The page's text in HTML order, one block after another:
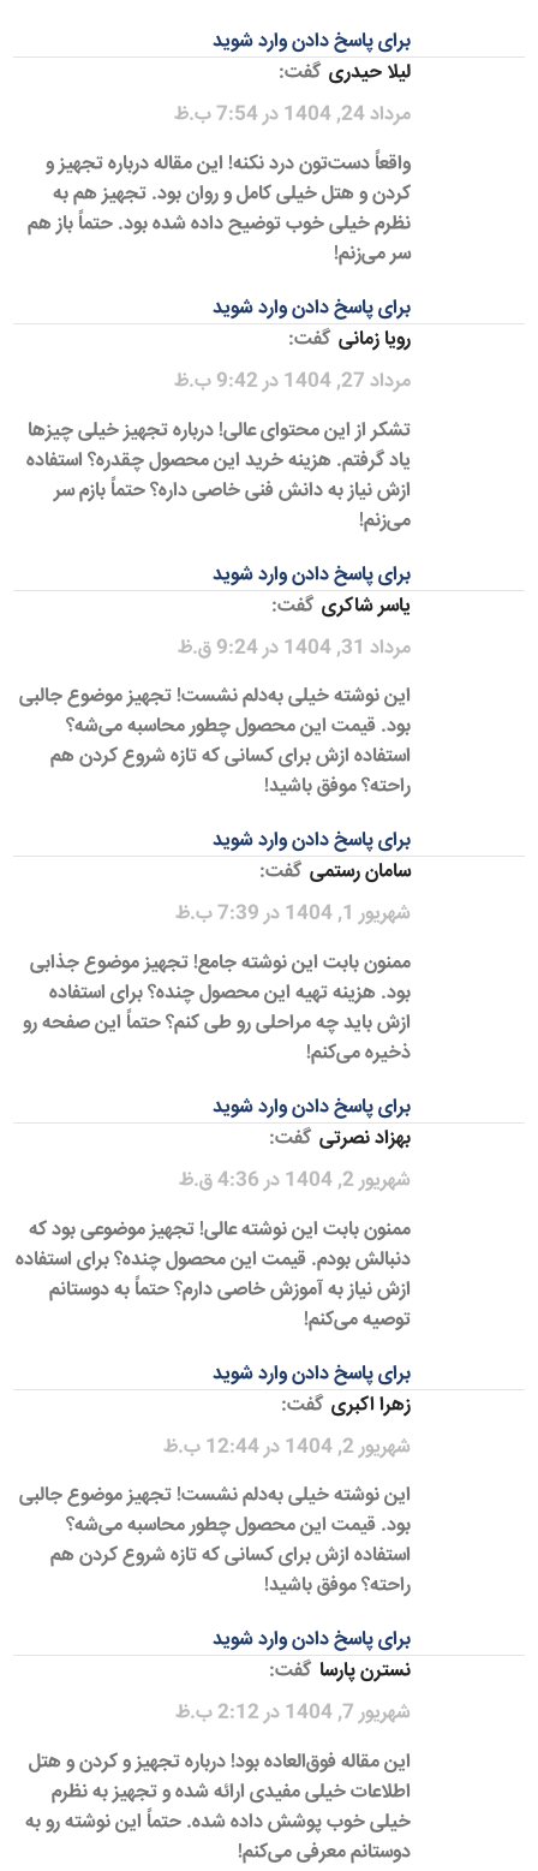
برای پاسخ دادن وارد شوید
لیلا حیدری گفت:
مرداد 24, 1404 در 7:54 ب.ظ
واقعاً دست‌تون درد نکنه! این مقاله درباره تجهیز و
کردن و هتل خیلی کامل و روان بود. تجهیز هم به
نظرم خیلی خوب توضیح داده شده بود. حتماً باز هم
سر می‌زنم!
برای پاسخ دادن وارد شوید
رویا زمانی گفت:
مرداد 27, 1404 در 9:42 ب.ظ
تشکر از این محتوای عالی! درباره تجهیز خیلی چیزها
یاد گرفتم. هزینه خرید این محصول چقدره؟ استفاده
ازش نیاز به دانش فنی خاصی داره؟ حتماً بازم سر
می‌زنم!
برای پاسخ دادن وارد شوید
یاسر شاکری گفت:
مرداد 31, 1404 در 9:24 ق.ظ
این نوشته خیلی به‌دلم نشست! تجهیز موضوع جالبی
بود. قیمت این محصول چطور محاسبه می‌شه؟
استفاده ازش برای کسانی که تازه شروع کردن هم
راحته؟ موفق باشید!
برای پاسخ دادن وارد شوید
سامان رستمی گفت:
شهریور 1, 1404 در 7:39 ب.ظ
ممنون بابت این نوشته جامع! تجهیز موضوع جذابی
بود. هزینه تهیه این محصول چنده؟ برای استفاده
ازش باید چه مراحلی رو طی کنم؟ حتماً این صفحه رو
ذخیره می‌کنم!
برای پاسخ دادن وارد شوید
بهزاد نصرتی گفت:
شهریور 2, 1404 در 4:36 ق.ظ
ممنون بابت این نوشته عالی! تجهیز موضوعی بود که
دنبالش بودم. قیمت این محصول چنده؟ برای استفاده
ازش نیاز به آموزش خاصی دارم؟ حتماً به دوستانم
توصیه می‌کنم!
برای پاسخ دادن وارد شوید
زهرا اکبری گفت:
شهریور 2, 1404 در 12:44 ب.ظ
این نوشته خیلی به‌دلم نشست! تجهیز موضوع جالبی
بود. قیمت این محصول چطور محاسبه می‌شه؟
استفاده ازش برای کسانی که تازه شروع کردن هم
راحته؟ موفق باشید!
برای پاسخ دادن وارد شوید
نسترن پارسا گفت:
شهریور 7, 1404 در 2:12 ب.ظ
این مقاله فوق‌العاده بود! درباره تجهیز و کردن و هتل
اطلاعات خیلی مفیدی ارائه شده و تجهیز به نظرم
خیلی خوب پوشش داده شده. حتماً این نوشته رو به
دوستانم معرفی می‌کنم!